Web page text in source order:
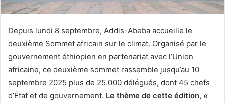
u
r
r
i
Depuis lundi 8 septembre, Addis-Abeba accueille le
deuxième Sommet africain sur le climat. Organisé par le
gouvernement éthiopien en partenariat avec l’Union
africaine, ce deuxième sommet rassemble jusqu’au 10
septembre 2025 plus de 25.000 délégués, dont 45 chefs
d’État et de gouvernement. Le thème de cette édition, «